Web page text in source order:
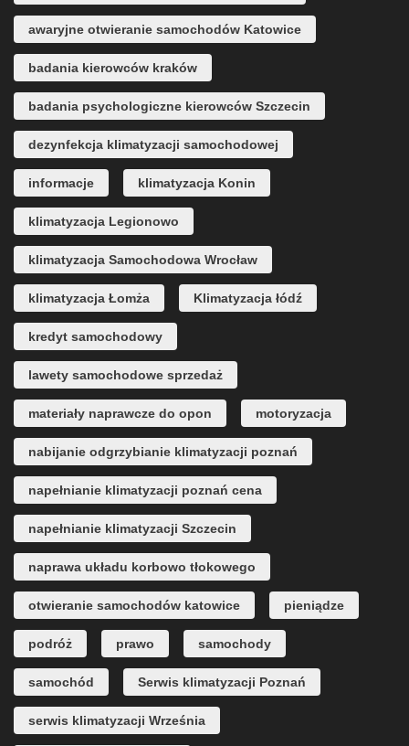
awaryjne otwieranie samochodów Katowice
badania kierowców kraków
badania psychologiczne kierowców Szczecin
dezynfekcja klimatyzacji samochodowej
informacje klimatyzacja Konin
klimatyzacja Legionowo
klimatyzacja Samochodowa Wrocław
klimatyzacja Łomża Klimatyzacja łódź
kredyt samochodowy
lawety samochodowe sprzedaż
materiały naprawcze do opon motoryzacja
nabijanie odgrzybianie klimatyzacji poznań
napełnianie klimatyzacji poznań cena
napełnianie klimatyzacji Szczecin
naprawa układu korbowo tłokowego
otwieranie samochodów katowice pieniądze
podróż prawo samochody
samochód Serwis klimatyzacji Poznań
serwis klimatyzacji Września